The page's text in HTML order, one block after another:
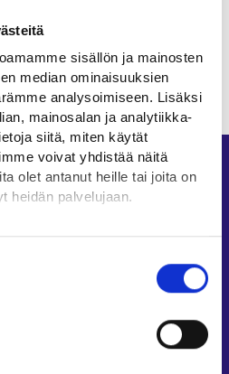
sisällön ja mainosten
median ominaisuuksien
analysoimiseen. Lisäksi
mainosalan ja analytiikka-
siitä, miten käytät
voivat yhdistää näitä
olet antanut heille tai joita on
heidän palvelujaan.